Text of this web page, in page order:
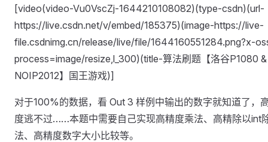
[video(video-Vu0VscZj-1644210108082)(type-csdn)(url-
https://live.csdn.net/v/embed/185375)(image-https://live-
file.csdnimg.cn/release/live/file/1644160551284.png?x-
process=image/resize,l_300)(title-算法刷题【洛谷P1080 &
NOIP2012】国王游戏)]
对于100%的数据，看 Out 3 样例中输出的数字就知道了，
度逃不过……本题中需要自己实现高精度乘法、高精除以int
法、高精度数字大小比较等。